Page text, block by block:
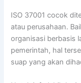
ISO 37001 cocok
atau perusahaan.
organisasi berbasis
pemerintah, hal
suap yang akan